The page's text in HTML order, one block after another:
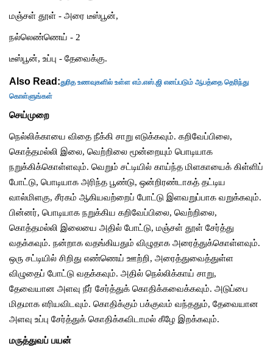
மஞ்சள் தூள் - அரை டீஸ்பூன்,
நல்லெண்ணெய் - 2
டீஸ்பூன், உப்பு - தேவைக்கு.
Also Read:துரித உணவுகளில் உள்ள எம்.எஸ்.ஜி எனப்படும் ஆபத்தை தெரிந்து
கொள்ளுங்கள்
செய்முறை
நெல்லிக்காயை விதை நீக்கி சாறு எடுக்கவும். கறிவேப்பிலை,
கொத்தமல்லி இலை, வெற்றிலை மூன்றையும் பொடியாக
நறுக்கிக்கொள்ளவும். வெறும் சட்டியில் காய்ந்த மிளகாயைக் கிள்ளிப்
போட்டு, பொடியாக அரிந்த பூண்டு, ஒன்றிரண்டாகத் தட்டிய
வால்மிளகு, சீரகம் ஆகியவற்றைப் போட்டு இளவறுப்பாக வறுக்கவும்.
பின்னர், பொடியாக நறுக்கிய கறிவேப்பிலை, வெற்றிலை,
கொத்தமல்லி இலையை அதில் போட்டு, மஞ்சள் தூள் சேர்த்து
வதக்கவும். நன்றாக வதங்கியதும் விழுதாக அரைத்துக்கொள்ளவும்.
ஒரு சட்டியில் சிறிது எண்ணெய் ஊற்றி, அரைத்துவைத்துள்ள
விழுதைப் போட்டு வதக்கவும். அதில் நெல்லிக்காய் சாறு,
தேவையான அளவு நீர் சேர்த்துக் கொதிக்கவைக்கவும். அடுப்பை
மிதமாக எரியவிடவும். கொதிக்கும் பக்குவம் வந்ததும், தேவையான
அளவு உப்பு சேர்த்துக் கொதிக்கவிடாமல் கீழே இறக்கவும்.
மருத்துவப் பயன்